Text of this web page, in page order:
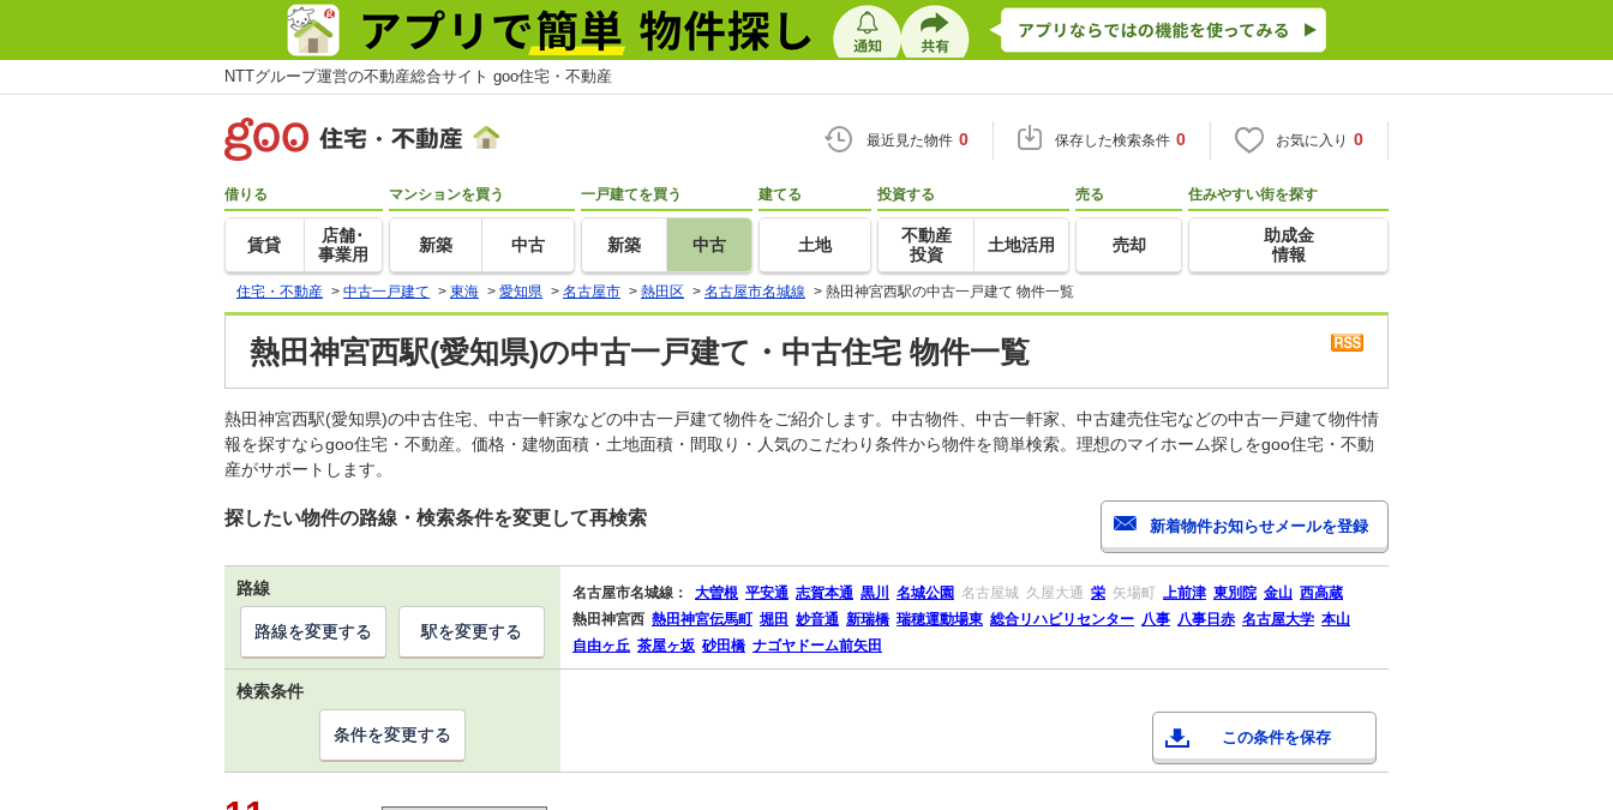
NTTグループ運営の不動産総合サイト goo住宅・不動産
最近見た物件 0 保存した検索条件 0 お気に入り 0
借りる
賃貸
店舗･
事業用
マンションを買う
新築 中古
一戸建てを買う
新築 中古
建てる
土地
投資する
不動産
投資
土地活用
売る
売却
住みやすい街を探す
助成金
情報
住宅・不動産 > 中古一戸建て > 東海 > 愛知県 > 名古屋市 > 熱田区 > 名古屋市名城線 > 熱田神宮西駅の中古一戸建て 物件一覧
熱田神宮西駅(愛知県)の中古一戸建て・中古住宅 物件一覧
熱田神宮西駅(愛知県)の中古住宅、中古一軒家などの中古一戸建て物件をご紹介します。中古物件、中古一軒家、中古建売住宅などの中古一戸建て物件情
報を探すならgoo住宅・不動産。価格・建物面積・土地面積・間取り・人気のこだわり条件から物件を簡単検索。理想のマイホーム探しをgoo住宅・不動
産がサポートします。
探したい物件の路線・検索条件を変更して再検索
路線 名古屋市名城線： 大曽根 平安通 志賀本通 黒川 名城公園 名古屋城 久屋大通 栄 矢場町 上前津 東別院 金山 西高蔵
熱田神宮西 熱田神宮伝馬町 堀田 妙音通 新瑞橋 瑞穂運動場東 総合リハビリセンター 八事 八事日赤 名古屋大学 本山
自由ヶ丘 茶屋ヶ坂 砂田橋 ナゴヤドーム前矢田
路線を変更する 駅を変更する
検索条件
この条件を保存
条件を変更する